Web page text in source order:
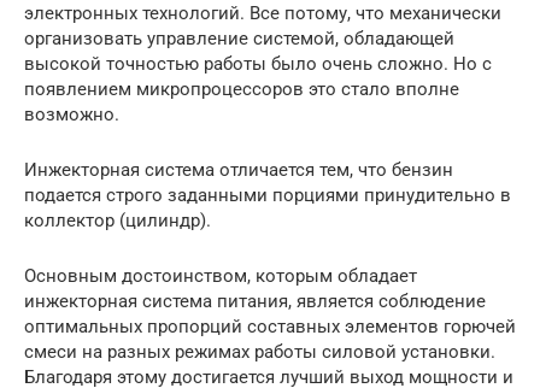
электронных технологий. Все потому, что механически
организовать управление системой, обладающей
высокой точностью работы было очень сложно. Но с
появлением микропроцессоров это стало вполне
возможно.
Инжекторная система отличается тем, что бензин
подается строго заданными порциями принудительно в
коллектор (цилиндр).
Основным достоинством, которым обладает
инжекторная система питания, является соблюдение
оптимальных пропорций составных элементов горючей
смеси на разных режимах работы силовой установки.
Благодаря этому достигается лучший выход мощности и